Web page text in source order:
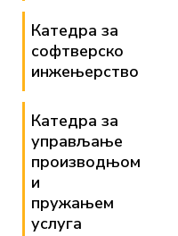
Катедра за
софтверско
инжењерство
Катедра за
управљање
производњом
и
пружањем
услуга